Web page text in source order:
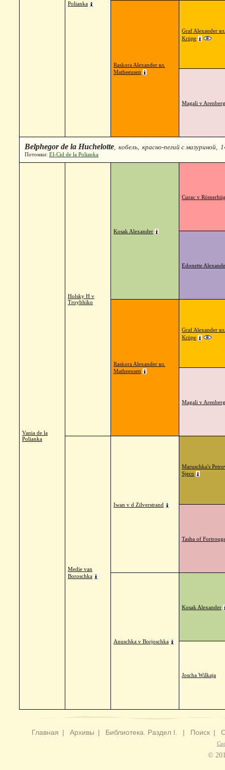
Polianka
Raskora Alexander вл.
Matheeusen
Graf Alexander
Krüpe
Magali v
Belphegor de la Huchelotte, кобель, красно-пегий с мазуриной,
Потомки: El-Cid de la Polianka
Vania de la
Polianka
Holsky H v
Troybhiko
Kosak Alexander
Curac v
Edonette
Raskora Alexander вл.
Matheeusen
Graf Alexander
Krüpe
Magali v
Medie van
Boroschka
Iwan v d Zilverstrand
Maruschka's
Sjeco
Tasha of
Anuschka v Borjoschka
Kosak Alexander
Joscha Wilkaja
Главная | Архивы | Библиотека. Раздел I. | Поиск |
©